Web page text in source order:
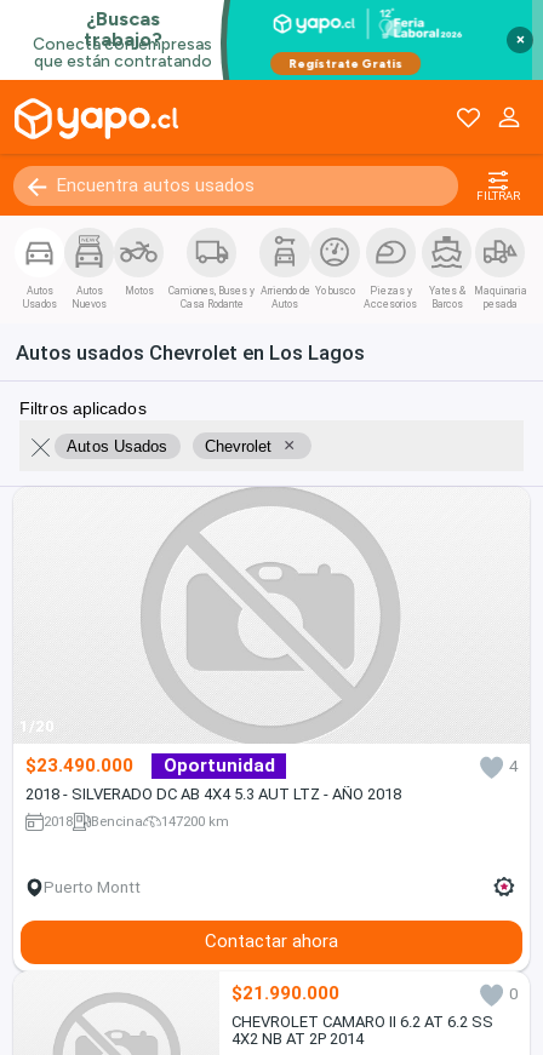
×
FILTRAR
Autos
Usados
Autos
Nuevos
Motos
Camiones, Buses y
Casa Rodante
Arriendo de
Autos
Yo busco
Piezas y
Accesorios
Yates &
Barcos
Maquinaria
pesada
Autos usados Chevrolet en Los Lagos
Filtros aplicados
Autos Usados Chevrolet ×
1/20
$23.490.000 Oportunidad
4
2018 - SILVERADO DC AB 4X4 5.3 AUT LTZ - AÑO 2018
2018 Bencina 147200 km
Puerto Montt
Contactar ahora
$21.990.000
0
CHEVROLET CAMARO II 6.2 AT 6.2 SS
4X2 NB AT 2P 2014